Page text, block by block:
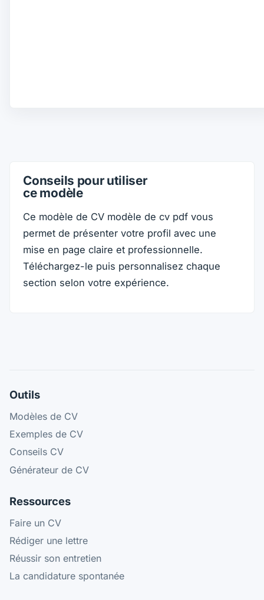
Conseils pour utiliser
ce modèle
Ce modèle de CV modèle de cv pdf vous
permet de présenter votre profil avec une
mise en page claire et professionnelle.
Téléchargez-le puis personnalisez chaque
section selon votre expérience.
Outils
Modèles de CV
Exemples de CV
Conseils CV
Générateur de CV
Ressources
Faire un CV
Rédiger une lettre
Réussir son entretien
La candidature spontanée